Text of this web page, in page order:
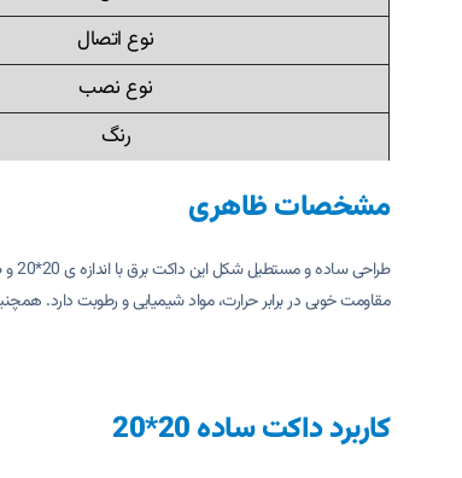
نوع اتصال
نوع نصب
رنگ
مشخصات ظاهری
مقاومت خوبی در برابر حرارت، مواد شیمیایی و رطوبت دارد.
کاربرد داکت ساده 20*20